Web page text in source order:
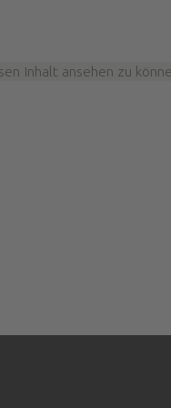
Inhalt ansehen zu